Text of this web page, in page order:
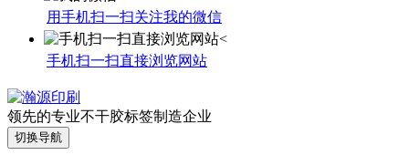
用手机扫一扫关注我的微信
手机扫一扫直接浏览网站
领先的专业不干胶标签制造企业
切换导航